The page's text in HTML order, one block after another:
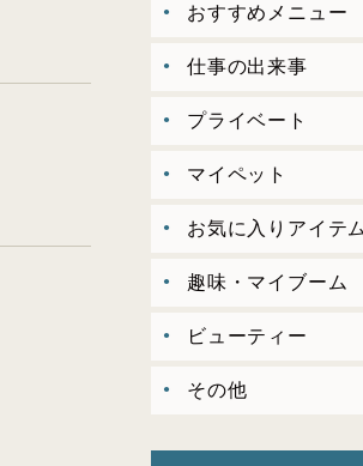
おすすめメニュー
仕事の出来事
プライベート
マイペット
お気に入りアイテ
趣味・マイブーム
ビューティー
その他